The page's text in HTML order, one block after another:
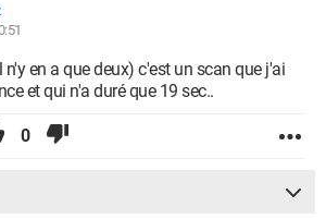
n'y en a que deux) c'est un scan que j'ai
et qui n'a duré que 19 sec..
0